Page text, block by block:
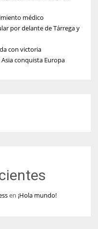
médico
por delante de Tárrega y
con victoria
Asia conquista Europa
en ¡Hola mundo!